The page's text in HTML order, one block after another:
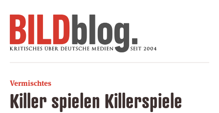
Vermischtes
Killer spielen Killerspiele